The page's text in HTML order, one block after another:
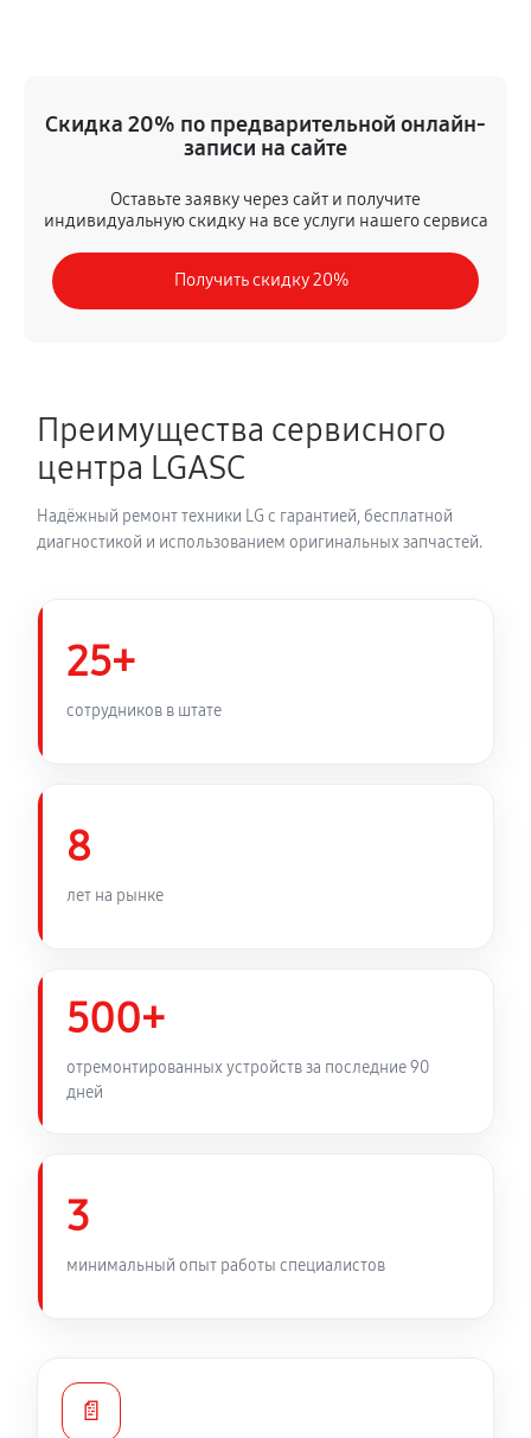
Замена мотор-компрессора
60 минут
Ремонт испарителя холодильника LG GBB930LBQZT
590 руб 60 минут
Устранение засора трубопровода
720 руб
Ремонт датчика морозильного отделения
Прочистка дренажной системы
Замена ТЭН холодильника LG GBB930LBQZT
450 руб
Замена электросхемы холодильника LG
GBB930LBQZT
Скидка 20% по предварительной онлайн-
записи на сайте
Оставьте заявку через сайт и получите
индивидуальную скидку на все услуги нашего сервиса
Получить скидку 20%
Преимущества сервисного
центра LGASC
Надёжный ремонт техники LG с гарантией, бесплатной
диагностикой и использованием оригинальных запчастей.
25+
сотрудников в штате
8
лет на рынке
500+
отремонтированных устройств за последние 90
дней
3
минимальный опыт работы специалистов
📄